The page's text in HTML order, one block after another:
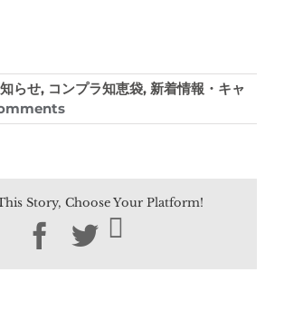
らせ, コンプラ知恵袋, 新着情報・キャ
Story, Choose Your Platform!
Facebook
Twitter